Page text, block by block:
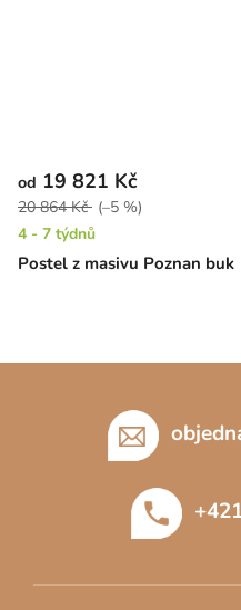
Postel z masivu Poznan buk
od 19 821 Kč
20 864 Kč (–5 %)
4 - 7 týdnů